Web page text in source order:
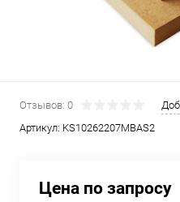
Отзывов: 0
Артикул: KS10262207MBAS2
Цена по запросу